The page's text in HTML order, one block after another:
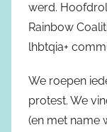
werd.
Rainbow
lhbtqia+
We roepen
protest. We
(en met name